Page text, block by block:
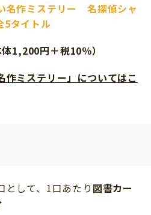
名作ミステリー 名探偵シャ
5タイトル
1,200円＋税10％）
作ミステリー」についてはこ
として、1口あたり 図書カー